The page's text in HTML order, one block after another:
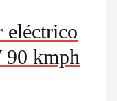
eléctrico
90 kmph